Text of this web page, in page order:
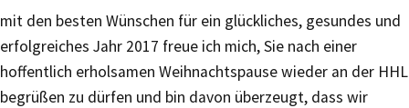
mit den besten Wünschen für ein glückliches, gesundes und
erfolgreiches Jahr 2017 freue ich mich, Sie nach einer
hoffentlich erholsamen Weihnachtspause wieder an der HHL
begrüßen zu dürfen und bin davon überzeugt, dass wir